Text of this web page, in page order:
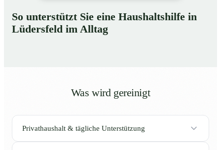
So unterstützt Sie eine Haushaltshilfe in
Lüdersfeld im Alltag
Was wird gereinigt
Privathaushalt & tägliche Unterstützung